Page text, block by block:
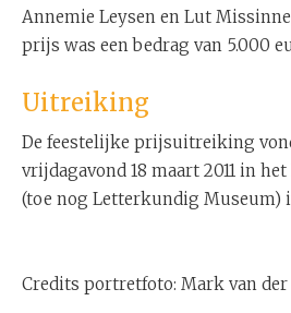
Annemie Leysen en Lut
prijs was een bedrag van 5.000
Uitreiking
De feestelijke prijsuitreiking
vrijdagavond 18 maart 2011 in
(toe nog Letterkundig Museum)
Credits portretfoto: Mark van